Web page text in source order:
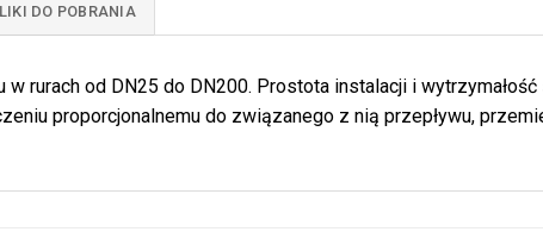
DO POBRANIA
w rurach od DN25 do DN200. Prostota instalacji i
proporcjonalnemu do związanego z nią przepływu,